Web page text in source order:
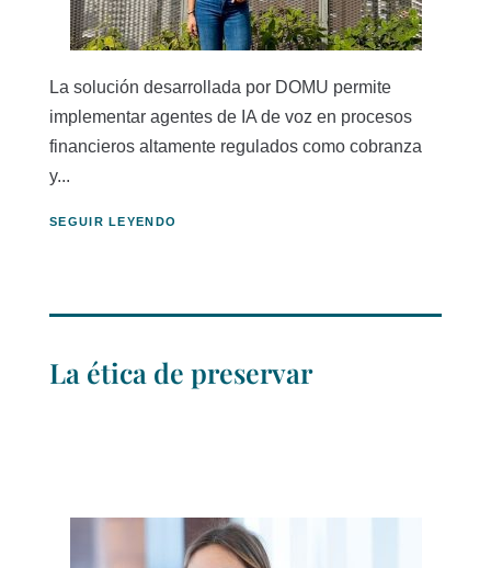
La solución desarrollada por DOMU permite
implementar agentes de IA de voz en procesos
financieros altamente regulados como cobranza
y...
SEGUIR LEYENDO
La ética de preservar